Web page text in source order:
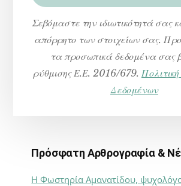
Σεβόμαστε την ιδιωτικότητά σας
απόρρητο των στοιχείων σας.
τα προσωπικά δεδομένα σας
ρύθμισης Ε.Ε. 2016/679.
Δεδομένων
Πρόσφατη Αρθρογραφία &
Η Φωστηρία Αμανατίδου,